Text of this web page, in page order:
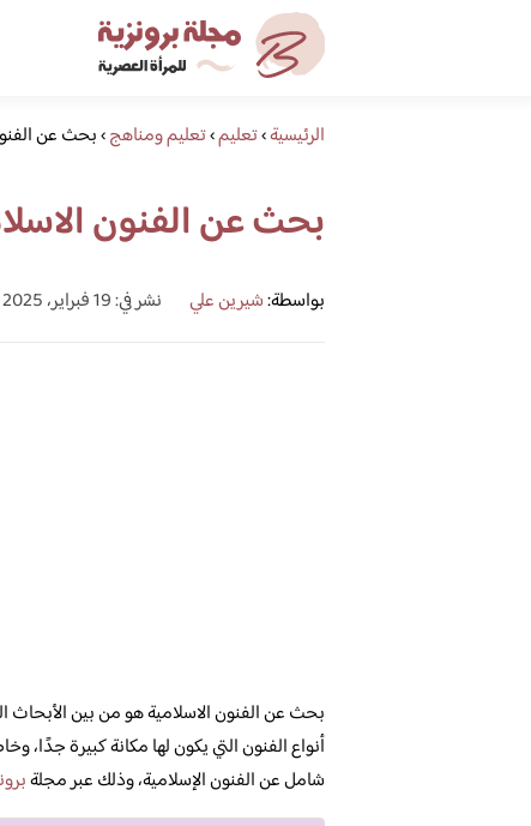
الرئيسية›تعليم›تعليم ومناهج›بحث عن
بحث عن الفنون
بواسطة:شيرين علي نشر في: 19 فبراير، 2025
بحث عن الفنون الاسلامية هو من بين الأبحاث
أنواع الفنون التي يكون لها مكانة كبيرة
شامل عن الفنون الإسلامية، وذلك عبر مجلة